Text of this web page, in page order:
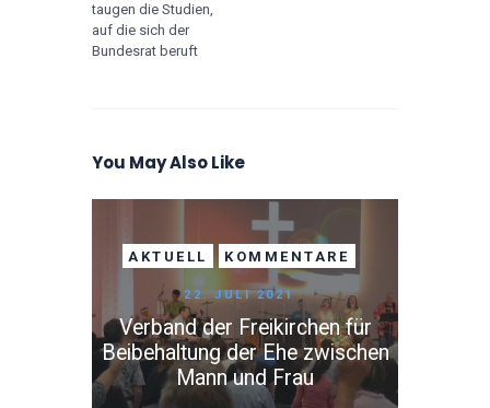
taugen die Studien,
auf die sich der
Bundesrat beruft
You May Also Like
AKTUELL KOMMENTARE
22. JULI 2021
Verband der Freikirchen für
Beibehaltung der Ehe zwischen
Mann und Frau